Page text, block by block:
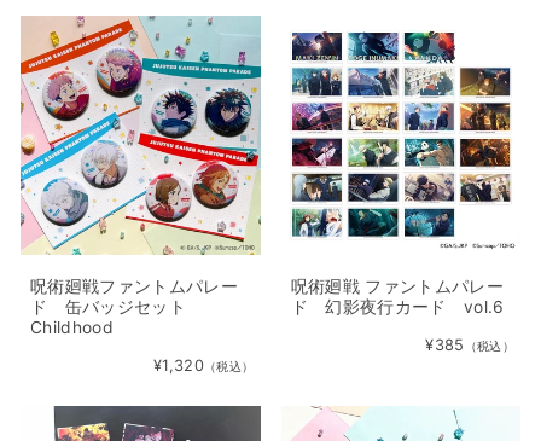
呪術廻戦ファントムパレー
ド 缶バッジセット
Childhood
¥1,320 （税込）
呪術廻戦 ファントムパレー
ド 幻影夜行カード vol.6
¥385 （税込）